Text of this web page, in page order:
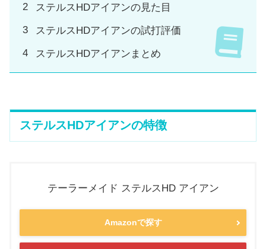
ステルスHDアイアンの見た目
ステルスHDアイアンの試打評価
ステルスHDアイアンまとめ
ステルスHDアイアンの特徴
テーラーメイド ステルスHD アイアン
Amazonで探す